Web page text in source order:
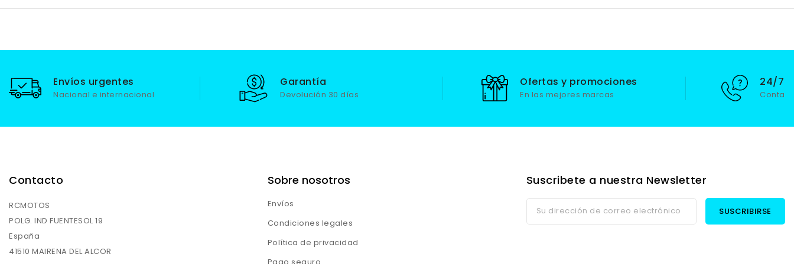
Envíos urgentes
Nacional e internacional
Garantía
Devolución 30 días
Ofertas y promociones
En las mejores marcas
24/7
Contacto
RCMOTOS
POLG. IND FUENTESOL 19
España
41510 MAIRENA DEL ALCOR
Sobre nosotros
Envíos
Condiciones legales
Política de privacidad
Suscribete a nuestra Newsletter